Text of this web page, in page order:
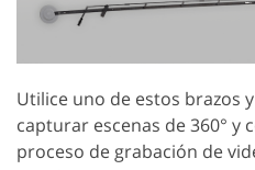
Utilice uno de estos brazos
capturar escenas de 360°
proceso de grabación de